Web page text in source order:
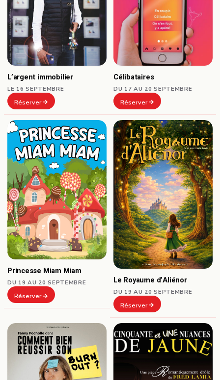
L’argent immobilier
LE 16 SEPTEMBRE
Réserver
Célibataires
DU 17 AU 20 SEPTEMBRE
Réserver
Princesse Miam Miam
DU 19 AU 20 SEPTEMBRE
Réserver
Le Royaume d’Aliénor
DU 19 AU 20 SEPTEMBRE
Réserver